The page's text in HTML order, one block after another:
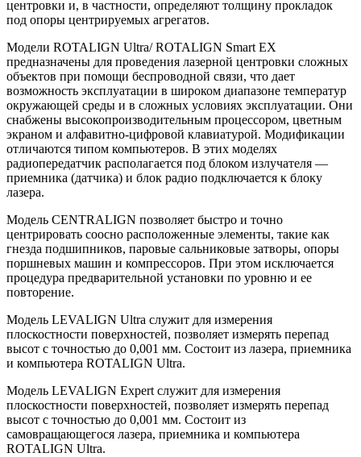
центровки и, в частности, определяют толщину прокладок
под опоры центрируемых агрегатов.
Модели ROTALIGN Ultra/ ROTALIGN Smart EX
предназначены для проведения лазерной центровки сложных
объектов при помощи беспроводной связи, что дает
возможность эксплуатации в широком диапазоне температур
окружающей среды и в сложных условиях эксплуатации. Они
снабжены высокопроизводительным процессором, цветным
экраном и алфавитно-цифровой клавиатурой. Модификации
отличаются типом компьютеров. В этих моделях
радиопередатчик располагается под блоком излучателя —
приемника (датчика) и блок радио подключается к блоку
лазера.
Модель CENTRALIGN позволяет быстро и точно
центрировать соосно расположенные элементы, такие как
гнезда подшипников, паровые сальниковые затворы, опоры
поршневых машин и компрессоров. При этом исключается
процедура предварительной установки по уровню и ее
повторение.
Модель LEVALIGN Ultra служит для измерения
плоскостности поверхностей, позволяет измерять перепад
высот с точностью до 0,001 мм. Состоит из лазера, приемника
и компьютера ROTALIGN Ultra.
Модель LEVALIGN Expert служит для измерения
плоскостности поверхностей, позволяет измерять перепад
высот с точностью до 0,001 мм. Состоит из
самовращающегося лазера, приемника и компьютера
ROTALIGN Ultra.